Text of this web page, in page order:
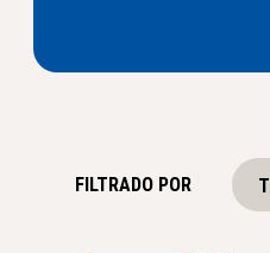
FILTRADO POR